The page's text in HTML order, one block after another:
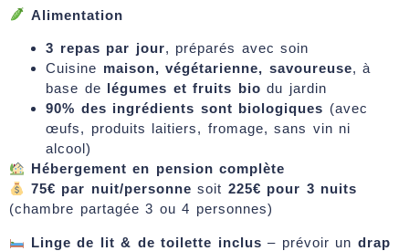
Alimentation
3 repas par jour, préparés avec soin
Cuisine maison, végétarienne, savoureuse, à
base de légumes et fruits bio du jardin
90% des ingrédients sont biologiques (avec
œufs, produits laitiers, fromage, sans vin ni
alcool)
Hébergement en pension complète
75€ par nuit/personne soit 225€ pour 3 nuits
(chambre partagée 3 ou 4 personnes)
Linge de lit & de toilette inclus – prévoir un drap